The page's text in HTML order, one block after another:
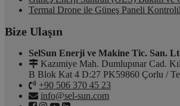
Termal Drone ile Güneş Paneli
Bize Ulaşın
SelSun Enerji ve Makine Tic. San.
Kazımiye Mah. Dumlupınar Cad.
B Blok Kat 4 D:27 PK59860 Çorlu /
+90 506 370 45 23
info@sel-sun.com